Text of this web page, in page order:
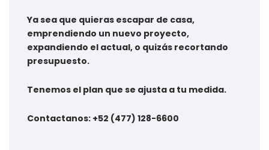
Ya sea que quieras escapar de casa,
emprendiendo un nuevo proyecto,
expandiendo el actual, o quizás recortando
presupuesto.
Tenemos el plan que se ajusta a tu medida.
Contactanos: +52 (477) 128-6600